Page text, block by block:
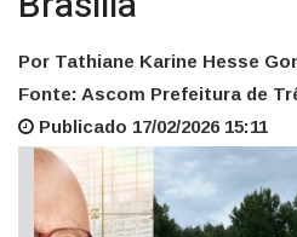
Por Tathiane Karine Hesse
Fonte: Ascom Prefeitura de
Publicado 17/02/2026 15:11